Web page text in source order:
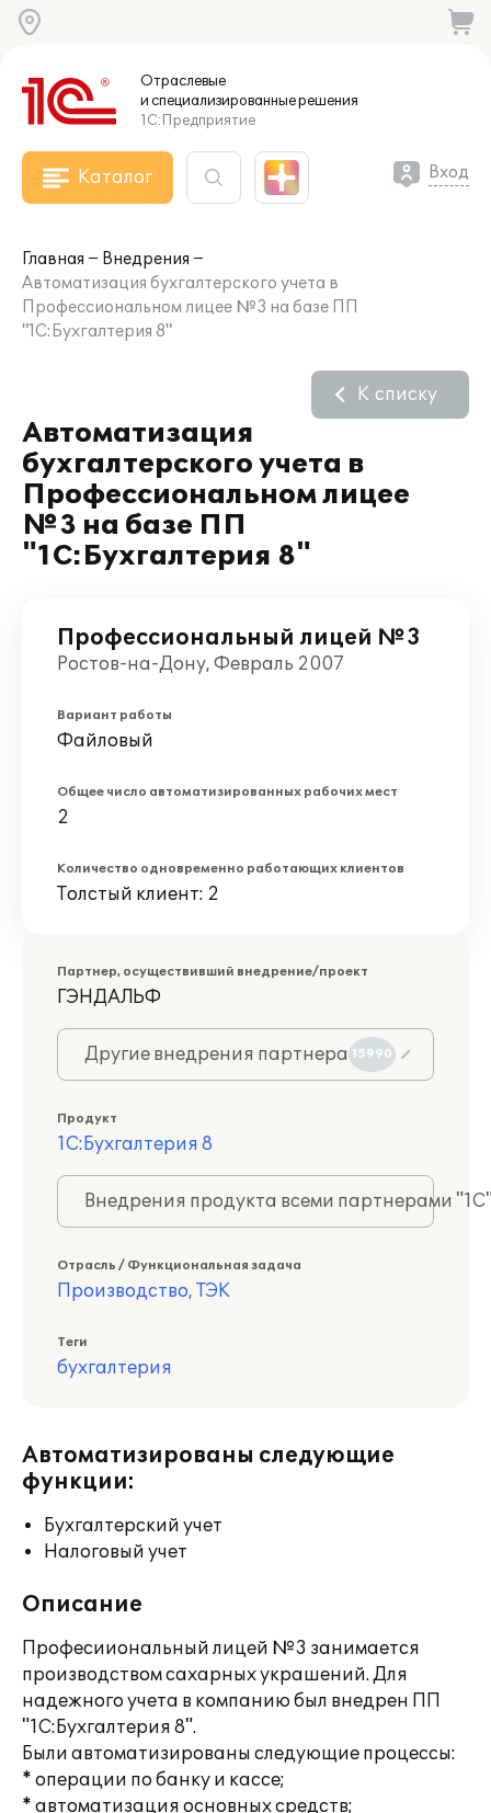
Отраслевые
и специализированныерешения
1С:Предприятие
Каталог Вход
Главная
Внедрения
Автоматизация бухгалтерского учета в
Профессиональном лицее №3 на базе ПП
"1С:Бухгалтерия 8"
Автоматизация
бухгалтерского учета в
Профессиональном лицее
№3 на базе ПП
"1С:Бухгалтерия 8"
К списку
Профессиональный лицей №3
Ростов-на-Дону, Февраль 2007
Вариант работы
Файловый
Общее число автоматизированных рабочих мест
2
Количество одновременно работающих клиентов
Толстый клиент: 2
Партнер, осуществивший внедрение/проект
ГЭНДАЛЬФ
Другие внедрения партнера 15990
Продукт
1С:Бухгалтерия 8
Внедрения продукта всеми партнерами
Отрасль / Функциональная задача
Производство, ТЭК
Теги
бухгалтерия
Автоматизированы следующие
функции:
Бухгалтерский учет
Налоговый учет
Описание
Професииональный лицей №3 занимается
производством сахарных украшений. Для
надежного учета в компанию был внедрен ПП
"1С:Бухгалтерия 8".
Были автоматизированы следующие процессы:
* операции по банку и кассе;
* автоматизация основных средств;